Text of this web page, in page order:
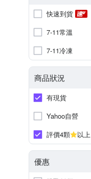
快速到貨
7-11常溫
7-11冷凍
商品狀況
有現貨
Yahoo自營
評價4顆
以上
優惠